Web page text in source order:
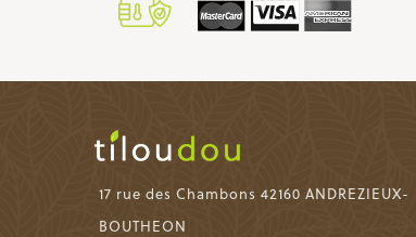
17 rue des Chambons 42160 ANDREZIEUX-
BOUTHEON